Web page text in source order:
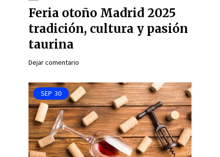
Feria otoño Madrid 2025
tradición, cultura y pasión
taurina
Dejar comentario
SEP 30